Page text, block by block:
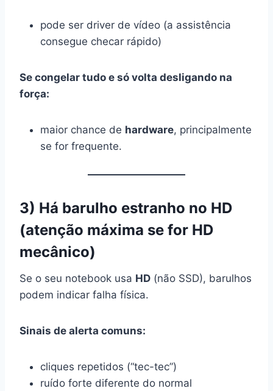
pode ser driver de vídeo (a assistência
consegue checar rápido)
Se congelar tudo e só volta desligando na
força:
maior chance de hardware, principalmente
se for frequente.
3) Há barulho estranho no HD
(atenção máxima se for HD
mecânico)
Se o seu notebook usa HD (não SSD), barulhos
podem indicar falha física.
Sinais de alerta comuns:
cliques repetidos (“tec-tec”)
ruído forte diferente do normal